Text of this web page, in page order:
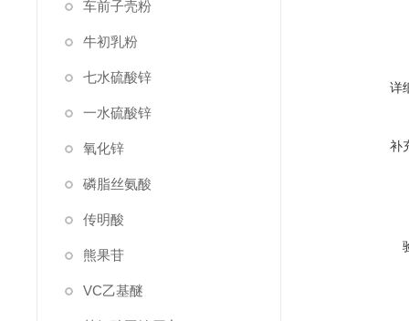
车前子壳粉
牛初乳粉
七水硫酸锌
一水硫酸锌
氧化锌
磷脂丝氨酸
传明酸
熊果苷
VC乙基醚
详
补